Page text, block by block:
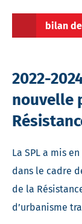
bilan
2022-
nouvelle
La SPL a mis
dans le cadre
de la
d’urbanisme